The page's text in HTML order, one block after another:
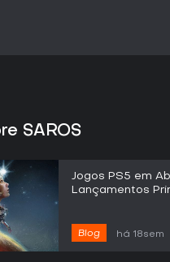
SAROS
Jogos PS5 em
Lançamentos
Blog há 18sem